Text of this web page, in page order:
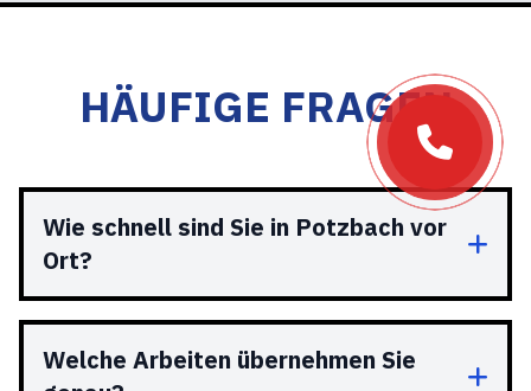
HÄUFIGE FRAGEN
Wie schnell sind Sie in Potzbach vor
Ort?
Welche Arbeiten übernehmen Sie